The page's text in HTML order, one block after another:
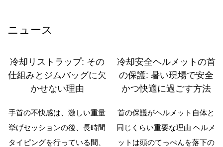
ニュース
冷却リストラップ: その
仕組みとジムバッグに欠
かせない理由
手首の不快感は、激しい重量
挙げセッションの後、長時間
タイピングを行っている間、
冷却安全ヘルメットの首
の保護: 暑い現場で安全
かつ快適に過ごす方法
首の保護がヘルメット自体と
同じくらい重要な理由 ヘルメ
ットは頭のてっぺんを落下の